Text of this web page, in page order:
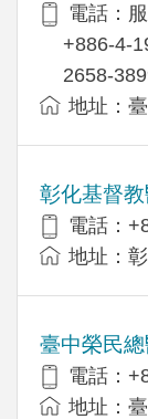
電話：
+886-4-
2658-
地址：
彰化基督
電話：
地址：
臺中榮民
電話：
地址：